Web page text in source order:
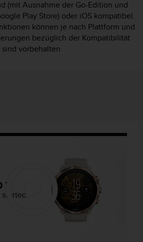
(mit Ausnahme der Go-Edition und
Play Store) oder iOS kompatibel.
können je nach Plattform und
bezüglich der Kompatibilität
sind vorbehalten